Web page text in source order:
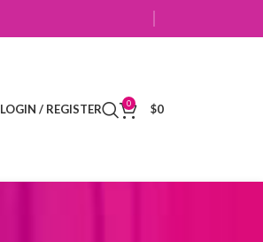
LOGIN / REGISTER 0 $0